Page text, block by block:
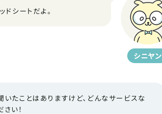
シニヤン
シートだよ。
たことはありますけど、どんなサービスな
い！